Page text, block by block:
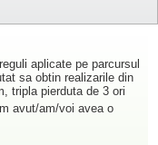
aplicate pe parcursul
sa obtin realizarile din
tripla pierduta de 3 ori
avut/am/voi avea o